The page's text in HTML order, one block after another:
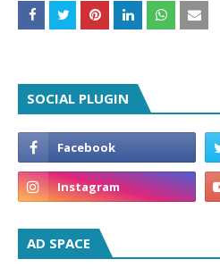
SOCIAL PLUGIN
AD SPACE